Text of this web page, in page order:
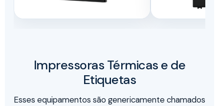
Impressoras Térmicas e de
Etiquetas
Esses equipamentos são genericamente chamados